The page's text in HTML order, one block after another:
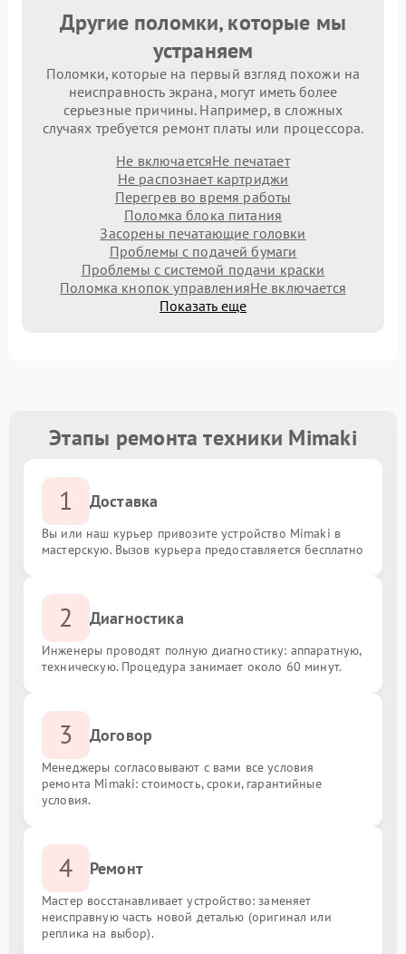
Другие поломки, которые мы
устраняем
Поломки, которые на первый взгляд похожи на
неисправность экрана, могут иметь более
серьезные причины. Например, в сложных
случаях требуется ремонт платы или процессора.
Не включаетсяНе печатает
Не распознает картриджи
Перегрев во время работы
Поломка блока питания
Засорены печатающие головки
Проблемы с подачей бумаги
Проблемы с системой подачи краски
Поломка кнопок управленияНе включается
Показать еще
Этапы ремонта техники Mimaki
1 Доставка
Вы или наш курьер привозите устройство Mimaki в
мастерскую. Вызов курьера предоставляется бесплатно
2 Диагностика
Инженеры проводят полную диагностику: аппаратную,
техническую. Процедура занимает около 60 минут.
3 Договор
Менеджеры согласовывают с вами все условия
ремонта Mimaki: стоимость, сроки, гарантийные
условия.
4 Ремонт
Мастер восстанавливает устройство: заменяет
неисправную часть новой деталью (оригинал или
реплика на выбор).